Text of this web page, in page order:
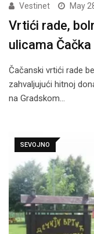
Vestinet May
Vrtići rade,
ulicama Čačka
Čačanski vrtići rade
zahvaljujući hitnoj
na Gradskom…
SEVOJNO